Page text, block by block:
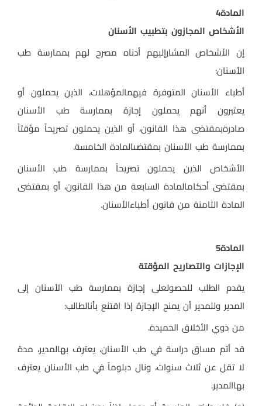
المادة4
الأشخاص المجازون بتطبيب الأسنان
إن الأشخاص المشارإليهم أدناه مصرح لهم بممارسة طب
الأسنان:
أطباء الأسنان المتوفرة فيهمالمؤهلات، الذين يحملون أو
يعتبرون أنهم يحملون إجازة بممارسة طب الأسنان
صادرةبمقتضى هذا القانون، أو الذين يحملون تصريحاً مؤقتاً
بممارسة طب الأسنان بمقتضىالمادة الخامسة.
الأشخاص الذين يحملون تصريحاً بممارسة طب الأسنان
بمقتضى أحكامالمادة السابعة من هذا القانون، أو بمقتضى
المادة الثامنة من قانون أطباءالأسنان.
المادة5
الإجازات والتصاريح المؤقتة
يقدم الطلب للحصولعلى إجازة بممارسة طب الأسنان إلى
المدير وللمدير أن يمنح الإجازة إذا اقتنع بأنالطالب:
من ذوي الأخلاق الحميدة.
قد أتم مساق دراسة في طب الأسنان، يعترف بهالمدير، مدة
لا تقل عن ثلاث سنوات، ونال دبلوماً في طب الأسنان يعترف
بهاالمدير.